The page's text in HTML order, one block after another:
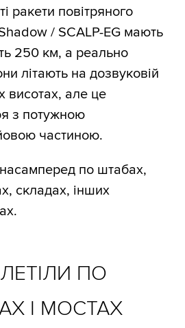
ракети повітряного
/ SCALP-EG мають
250 км, а реально
літають на дозвуковій
висотах, але це
з потужною
частиною.
по штабах,
складах, інших
ПО
І МОСТАХ